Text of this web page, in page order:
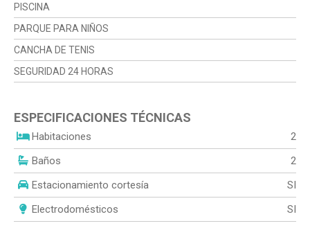
PISCINA
PARQUE PARA NIÑOS
CANCHA DE TENIS
SEGURIDAD 24 HORAS
ESPECIFICACIONES TÉCNICAS
Habitaciones
2
Baños
2
Estacionamiento cortesía
SI
Electrodomésticos
SI